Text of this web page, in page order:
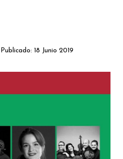
Publicado: 18 Junio 2019